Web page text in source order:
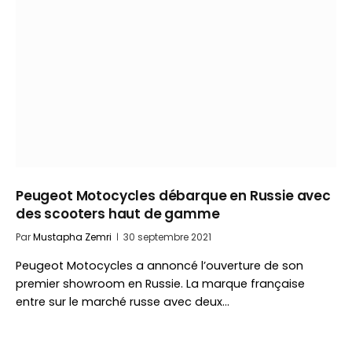
Peugeot Motocycles débarque en Russie avec
des scooters haut de gamme
ParMustapha Zemri 30 septembre 2021
Peugeot Motocycles a annoncé l’ouverture de son
premier showroom en Russie. La marque française
entre sur le marché russe avec deux…